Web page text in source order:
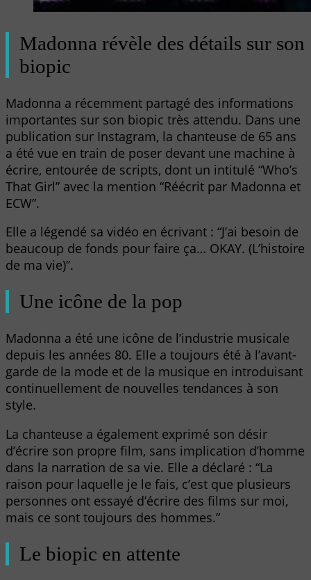
Madonna révèle des détails sur son
biopic
Madonna a récemment partagé des informations
importantes sur son biopic très attendu. Dans une
publication sur Instagram, la chanteuse de 65 ans
a été vue en train de poser devant une machine à
écrire, entourée de scripts, dont un intitulé “Who’s
That Girl” avec la mention “Réécrit par Madonna et
ECW”.
Elle a légendé sa vidéo en écrivant : “J’ai besoin de
beaucoup de fonds pour faire ça… OKAY. (L’histoire
de ma vie)”.
Une icône de la pop
Madonna a été une icône de l’industrie musicale
depuis les années 80. Elle a toujours été à l’avant-
garde de la mode et de la musique en introduisant
continuellement de nouvelles tendances à son
style.
La chanteuse a également exprimé son désir
d’écrire son propre film, sans implication d’homme
dans la narration de sa vie. Elle a déclaré : “La
raison pour laquelle je le fais, c’est que plusieurs
personnes ont essayé d’écrire des films sur moi,
mais ce sont toujours des hommes.”
Le biopic en attente